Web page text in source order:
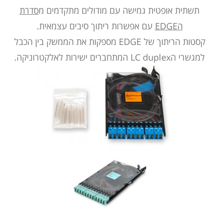
תשתית אופטית גמישה עם מודולים מתקדמים מסדרת
הEDGE
עם אפשרות ריתוך סיבים עצמאית.
קסטות הריתוך של EDGE מספקות את הממשק בין הכבל
למגשרי הLC duplex המתחברים ישירות לאלקטרוניקה.